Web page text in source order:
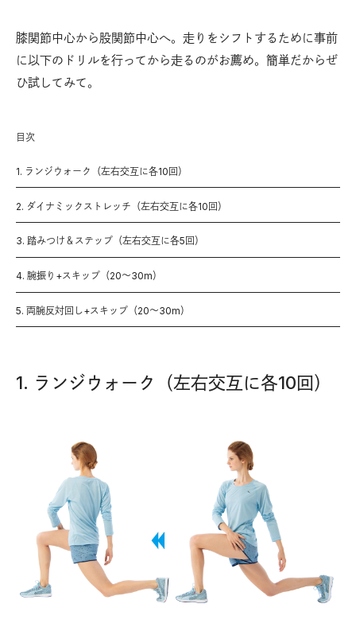
膝関節中心から股関節中心へ。走りをシフトするために事前
に以下のドリルを行ってから走るのがお薦め。簡単だからぜ
ひ試してみて。
目次
1. ランジウォーク（左右交互に各10回）
2. ダイナミックストレッチ（左右交互に各10回）
3. 踏みつけ＆ステップ（左右交互に各5回）
4. 腕振り+スキップ（20〜30m）
5. 両腕反対回し+スキップ（20〜30m）
1. ランジウォーク（左右交互に各10回）